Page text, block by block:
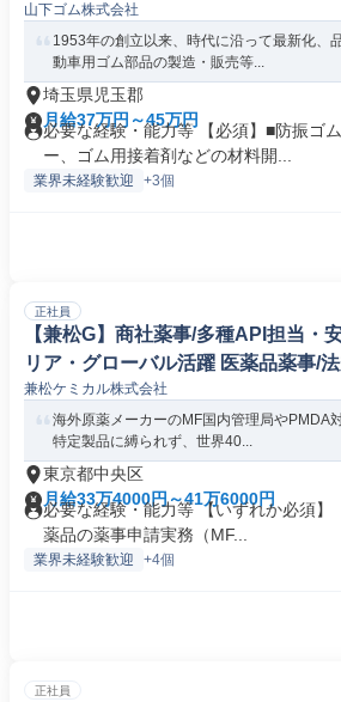
山下ゴム株式会社
1953年の創立以来、時代に沿って最新化、
動車用ゴム部品の製造・販売等...
埼玉県児玉郡
月給37万円～45万円
必要な経験・能力等 【必須】■防振ゴ
ー、ゴム用接着剤などの材料開...
業界未経験歓迎 +3個
正社員
【兼松G】商社薬事/多種API担当・
リア・グローバル活躍 医薬品薬事/
兼松ケミカル株式会社
海外原薬メーカーのMF国内管理局やPMDA
特定製品に縛られず、世界40...
東京都中央区
月給33万4000円～41万6000円
必要な経験・能力等 【いずれか必須】
薬品の薬事申請実務（MF...
業界未経験歓迎 +4個
正社員